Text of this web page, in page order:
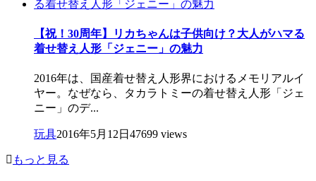
【祝！30周年】リカちゃんは子供向け？大人がハマる
着せ替え人形「ジェニー」の魅力
2016年は、国産着せ替え人形界におけるメモリアルイ
ヤー。なぜなら、タカラトミーの着せ替え人形「ジェ
ニー」のデ...
玩具2016年5月12日 47699 views
もっと見る